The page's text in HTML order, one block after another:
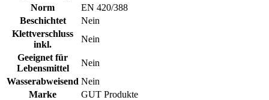
Norm
EN 420/388
Beschichtet
Nein
Klettverschluss
inkl.
Nein
Geeignet für
Lebensmittel
Nein
Wasserabweisend Nein
Marke
GUT Produkte